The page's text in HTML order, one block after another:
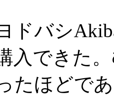
ドバシ
入できた
たほどで